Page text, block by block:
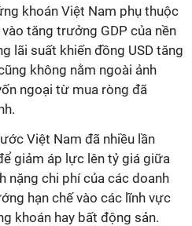
khoán Việt Nam phụ thuộc
tăng trưởng GDP của nền
lãi suất khiến đồng USD tăng
không nằm ngoài ảnh
ngoại từ mua ròng đã
Việt Nam đã nhiều lần
giảm áp lực lên tỷ giá giữa
nặng chi phí của các doanh
hạn chế vào các lĩnh vực
khoán hay bất động sản.